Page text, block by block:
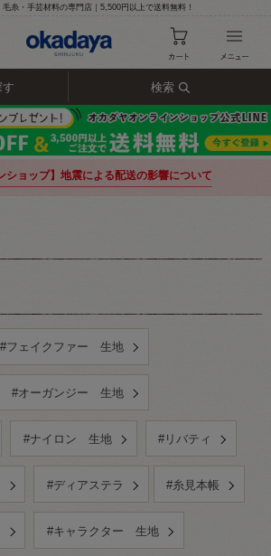
糸・手芸材料の専門店｜5,500円以上で送料無料！
す 検索
ショップ】地震による配送の影響について
#フェイクファー 生地
#オーガンジー 生地
#ナイロン 生地 #リバティ
#ディアステラ #糸見本帳
#キャラクター 生地